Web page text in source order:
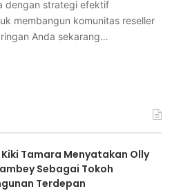
dengan strategi efektif
membangun komunitas reseller
Anda sekarang…
Tamara Menyatakan Olly
Sebagai Tokoh
Terdepan